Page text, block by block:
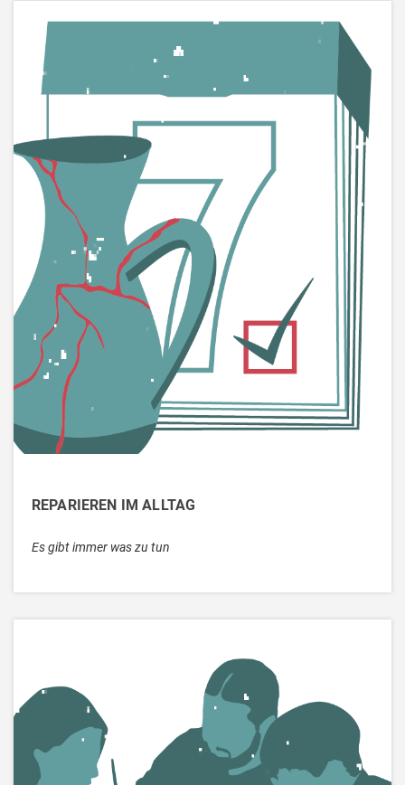
REPARIEREN IM ALLTAG
Es gibt immer was zu tun